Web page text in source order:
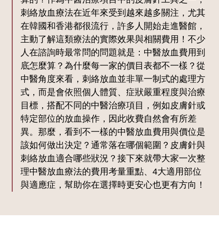
刺絡放血療法在近年來受到越來越多關注，尤其
在韓國和香港都很流行，許多人開始走進醫館，
主動了解這類療法的實際效果與相關費用！不少
人在諮詢時最常問的問題就是：中醫放血費用到
底怎麼算？為什麼每一家的價目表都不一樣？從
中醫角度來看，刺絡放血並非單一制式的處理方
式，而是會依照個人體質、症狀嚴重程度與治療
目標，搭配不同的中醫治療項目，例如皮膚針或
特定部位的放血操作，因此收費自然會有所差
異。那麼，看到不一樣的中醫放血費用與價位是
該如何做出決定？通常落在哪個範圍？皮膚針與
刺絡放血適合哪些狀況？接下來就帶大家一次整
理中醫放血療法的費用考量重點、4大適用部位
與適應症，幫助你在選擇時更安心也更有方向！